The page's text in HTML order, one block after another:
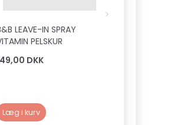
LEAVE-IN SPRAY
PELSKUR
DKK
Læg i kurv